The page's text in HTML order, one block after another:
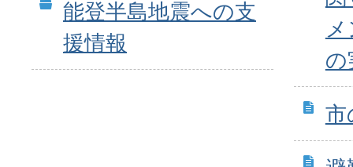
能登半島地震への支
援情報
の
市